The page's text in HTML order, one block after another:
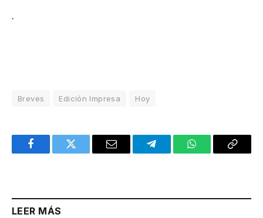
.
Breves Edición Impresa Hoy
FacebookTwitter Email TelegramWhatsAppCopy
LEER MÁS